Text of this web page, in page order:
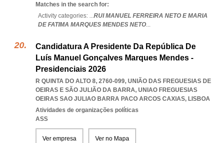
Matches in the search for:
Activity categories: ...RUI MANUEL FERREIRA NETO E MARIA
DE FATIMA MARQUES MENDES NETO...
Candidatura A Presidente Da República De
Luís Manuel Gonçalves Marques Mendes -
Presidenciais 2026
R QUINTA DO ALTO 8, 2760-099, UNIÃO DAS FREGUESIAS DE
OEIRAS E SÃO JULIÃO DA BARRA, UNIAO FREGUESIAS
OEIRAS SAO JULIAO BARRA PACO ARCOS CAXIAS, LISBOA
Atividades de organizações políticas
ASS
Ver empresa Ver no Mapa